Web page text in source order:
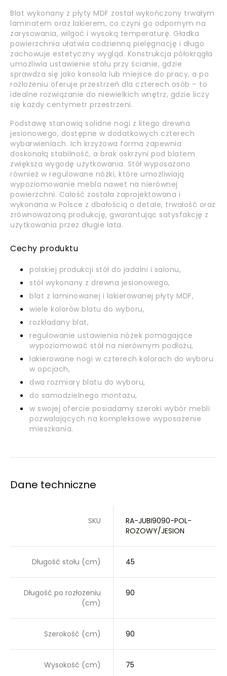
Blat wykonany z płyty MDF został wykończony trwałym
laminatem oraz lakierem, co czyni go odpornym na
zarysowania, wilgoć i wysoką temperaturę. Gładka
powierzchnia ułatwia codzienną pielęgnację i długo
zachowuje estetyczny wygląd. Konstrukcja półokrągła
umożliwia ustawienie stołu przy ścianie, gdzie
sprawdza się jako konsola lub miejsce do pracy, a po
rozłożeniu oferuje przestrzeń dla czterech osób – to
idealne rozwiązanie do niewielkich wnętrz, gdzie liczy
się każdy centymetr przestrzeni.
Podstawę stanowią solidne nogi z litego drewna
jesionowego, dostępne w dodatkowych czterech
wybarwieniach. Ich krzyżowa forma zapewnia
doskonałą stabilność, a brak oskrzyni pod blatem
zwiększa wygodę użytkowania. Stół wyposażono
również w regulowane nóżki, które umożliwiają
wypoziomowanie mebla nawet na nierównej
powierzchni. Całość została zaprojektowana i
wykonana w Polsce z dbałością o detale, trwałość oraz
zrównoważoną produkcję, gwarantując satysfakcję z
użytkowania przez długie lata.
Cechy produktu
polskiej produkcji stół do jadalni i salonu,
stół wykonany z drewna jesionowego,
blat z laminowanej i lakierowanej płyty MDF,
wiele kolorów blatu do wyboru,
rozkładany blat,
regulowanie ustawienia nóżek pomagające
wypoziomować stół na nierównym podłożu,
lakierowane nogi w czterech kolorach do wyboru
w opcjach,
dwa rozmiary blatu do wyboru,
do samodzielnego montażu,
w swojej ofercie posiadamy szeroki wybór mebli
pozwalających na kompleksowe wyposażenie
mieszkania.
Dane techniczne
SKU
RA-JUBI9090-POL-
ROZOWY/JESION
Długość stołu (cm) 45
Długość po rozłożeniu
(cm)
90
Szerokość (cm) 90
Wysokość (cm) 75